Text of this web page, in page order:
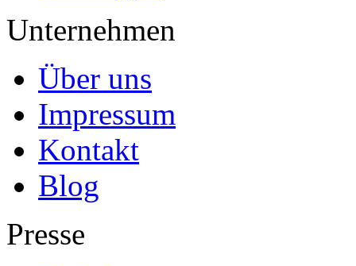
Unternehmen
Über uns
Impressum
Kontakt
Blog
Presse